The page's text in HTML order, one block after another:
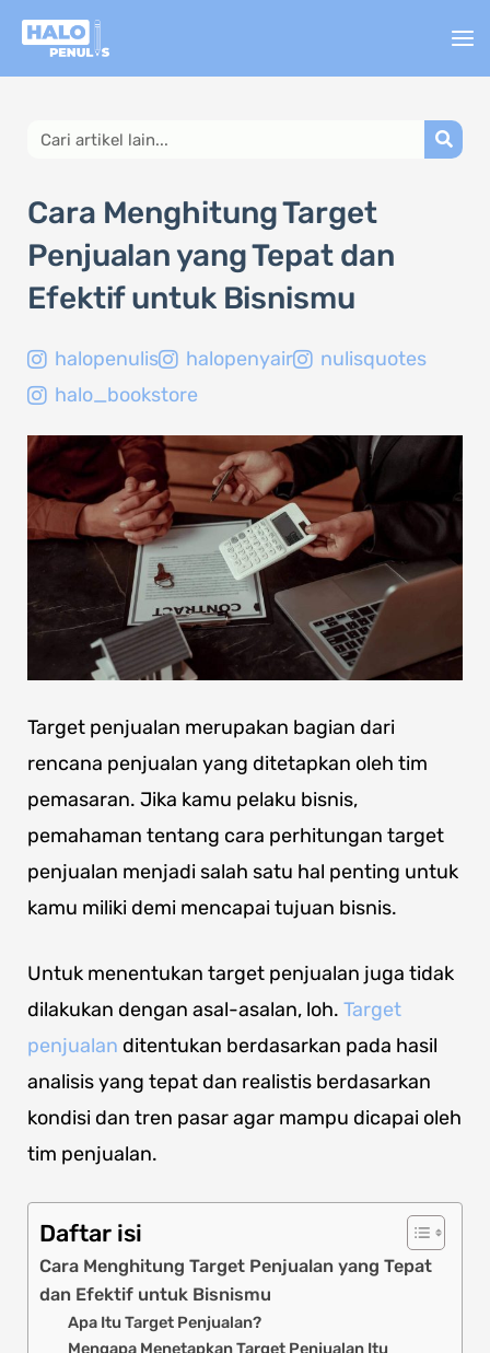
Lewati
Search
Cara Menghitung Target
Penjualan yang Tepat dan
Efektif untuk Bisnismu
halopenulis halopenyair
nulisquotes
halo_bookstore
Target penjualan merupakan bagian dari
rencana penjualan yang ditetapkan oleh tim
pemasaran. Jika kamu pelaku bisnis,
pemahaman tentang cara perhitungan target
penjualan menjadi salah satu hal penting untuk
kamu miliki demi mencapai tujuan bisnis.
Untuk menentukan target penjualan juga tidak
dilakukan dengan asal-asalan, loh. Target
penjualan ditentukan berdasarkan pada hasil
analisis yang tepat dan realistis berdasarkan
kondisi dan tren pasar agar mampu dicapai oleh
tim penjualan.
Daftar isi
Cara Menghitung Target Penjualan yang Tepat
dan Efektif untuk Bisnismu
Apa Itu Target Penjualan?
Mengapa Menetapkan Target Penjualan Itu